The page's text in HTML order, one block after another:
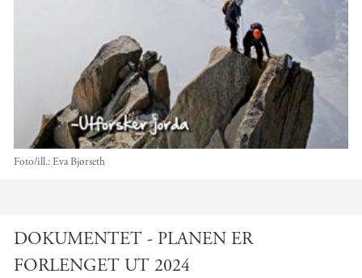
Foto/ill.:Eva Bjørseth
DOKUMENTET - PLANEN ER
FORLENGET UT 2024